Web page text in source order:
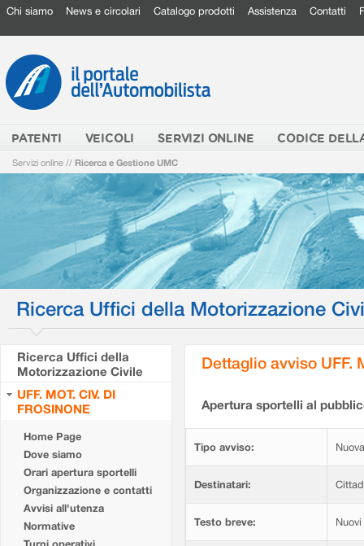
Chi siamo News e circolari Catalogo prodotti Assistenza Contatti
PATENTI VEICOLI SERVIZI ONLINE CODICE
Servizi online // Ricerca e Gestione UMC
Ricerca Uffici della Motorizzazione
Ricerca Uffici della
Motorizzazione Civile
UFF. MOT. CIV. DI
FROSINONE
Home Page
Dove siamo
Orari apertura sportelli
Organizzazione e contatti
Avvisi all'utenza
Normative
Dettaglio avviso UFF.
Apertura sportelli al
Tipo avviso:
Destinatari:
Testo breve: